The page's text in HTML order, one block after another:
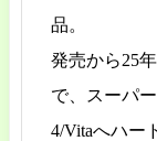
品。
発売から25
で、スーパ
4/Vitaへハー